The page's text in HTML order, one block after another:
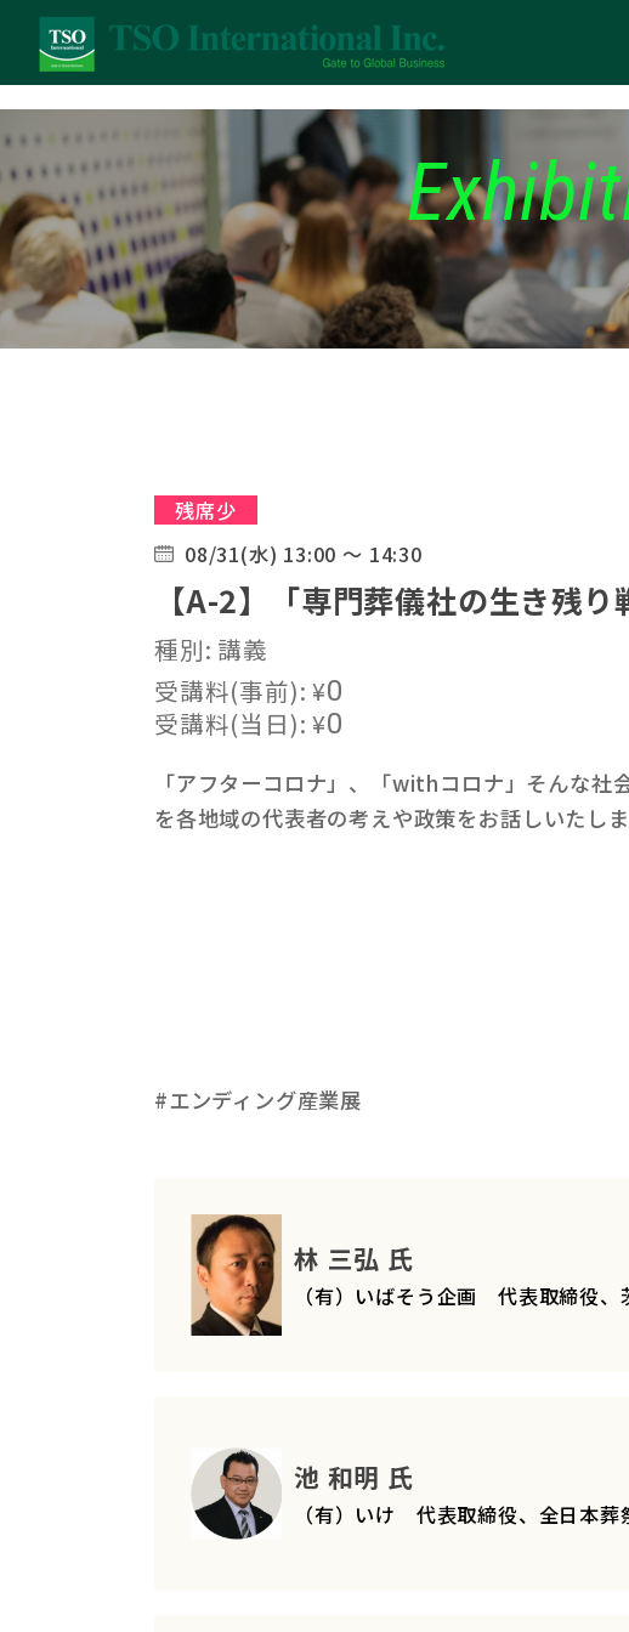
残席少
08/31(水) 13:00 ～ 14:30
【A-2】「専門葬儀社の生き残
種別: 講義
受講料(事前):¥0
受講料(当日):¥0
「アフターコロナ」、「withコロナ」そんな
を各地域の代表者の考えや政策をお話しいたしま
#エンディング産業展
林 三弘 氏
（有）いばそう企画 代表取締役
池 和明 氏
（有）いけ 代表取締役、全日本